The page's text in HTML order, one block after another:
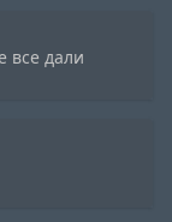
все дали